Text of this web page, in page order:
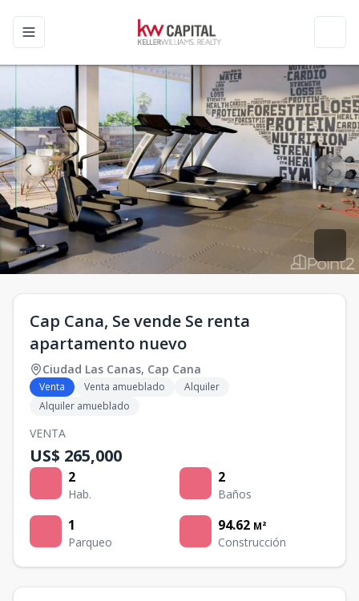
Toggle navigation menu
Cap Cana, Se vende Se renta
apartamento nuevo
Ciudad Las Canas, Cap Cana
Venta Venta amueblado
Alquiler
Alquiler amueblado
VENTA
US$ 265,000
2
Hab.
2
Baños
1
Parqueo
94.62 M²
Construcción